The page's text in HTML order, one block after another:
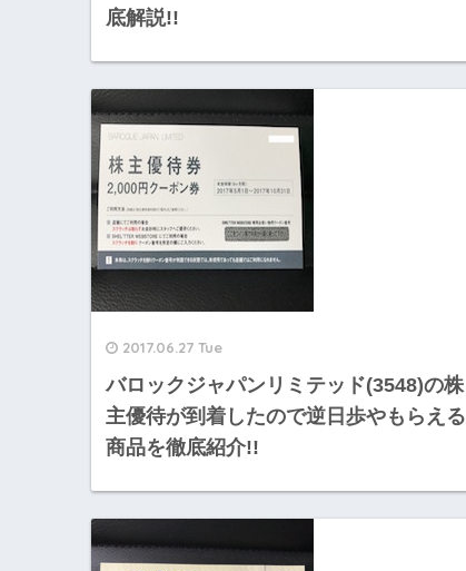
底解説!!
2017.06.27 Tue
バロックジャパンリミテッド(3548)の株
主優待が到着したので逆日歩やもらえる
商品を徹底紹介!!